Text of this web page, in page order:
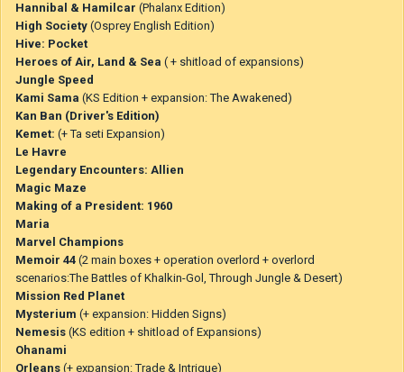
Hannibal & Hamilcar (Phalanx Edition)
High Society (Osprey English Edition)
Hive: Pocket
Heroes of Air, Land & Sea ( + shitload of expansions)
Jungle Speed
Kami Sama (KS Edition + expansion: The Awakened)
Kan Ban (Driver's Edition)
Kemet: (+ Ta seti Expansion)
Le Havre
Legendary Encounters: Allien
Magic Maze
Making of a President: 1960
Maria
Marvel Champions
Memoir 44 (2 main boxes + operation overlord + overlord
scenarios:The Battles of Khalkin-Gol, Through Jungle & Desert)
Mission Red Planet
Mysterium (+ expansion: Hidden Signs)
Nemesis (KS edition + shitload of Expansions)
Ohanami
Orleans (+ expansion: Trade & Intrigue)